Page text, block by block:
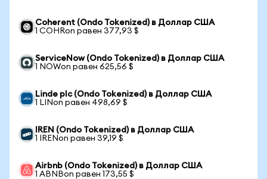
Coherent (Ondo Tokenized) в Доллар США
1 COHRon равен 377,93 $
ServiceNow (Ondo Tokenized) в Доллар США
1 NOWon равен 625,56 $
Linde plc (Ondo Tokenized) в Доллар США
1 LINon равен 498,69 $
IREN (Ondo Tokenized) в Доллар США
1 IRENon равен 39,19 $
Airbnb (Ondo Tokenized) в Доллар США
1 ABNBon равен 173,55 $